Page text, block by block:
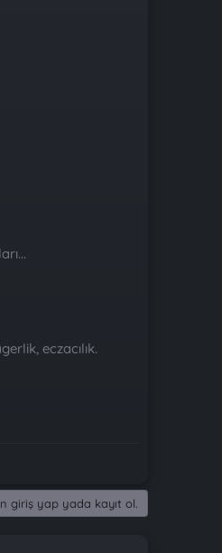
eczacılık.
giriş yap yada kayıt ol.